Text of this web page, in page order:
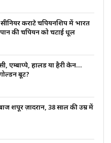
कराटे चैंपियनशिप में भारत
की चैंपियन को चटाई धूल
एम्बाप्पे, हालैंड या हैरी केन…
बूट?
शपूर ज़ादरान, 38 साल की उम्र में